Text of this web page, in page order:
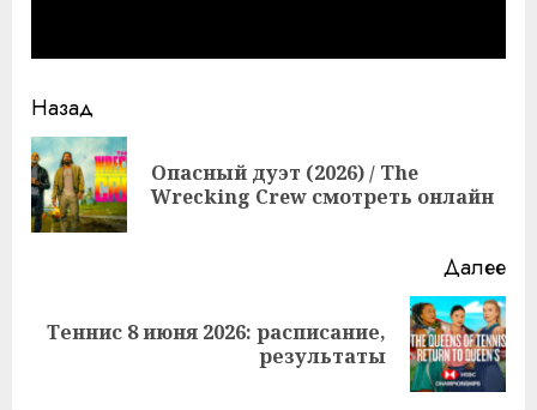
Продолжить
чтение
Назад
Опасный дуэт (2026) / The
Wrecking Crew смотреть онлайн
Далее
Следующая
Теннис 8 июня 2026: расписание,
результаты